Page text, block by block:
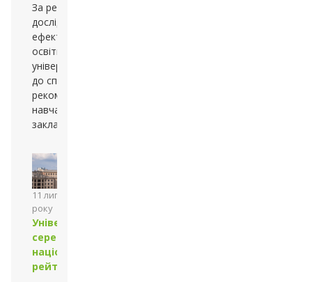
За результатами
дослідження
ефективності ІТ-
освіти Каразінський
університет увійшов
до списку
рекомендованих
навчальних
закладів
11 липня 2013
року
Університет
серед лідерів
національного
рейтингу